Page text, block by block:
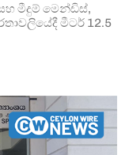
මීදුම් මෙන්ඩිස්,
මීටර් 12.5